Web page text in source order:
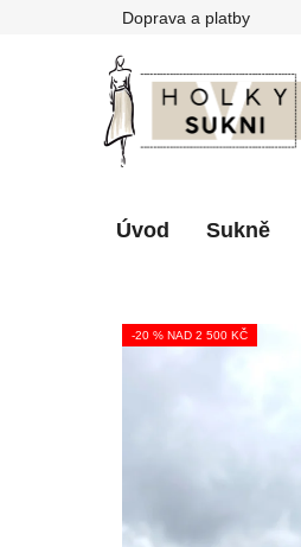
Doprava a platby
Úvod Sukně
-20 % NAD 2 500 KČ